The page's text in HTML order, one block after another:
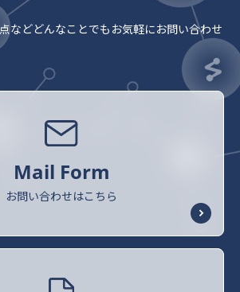
などどんなことでもお気軽にお問い合わせ
Mail Form
お問い合わせはこちら